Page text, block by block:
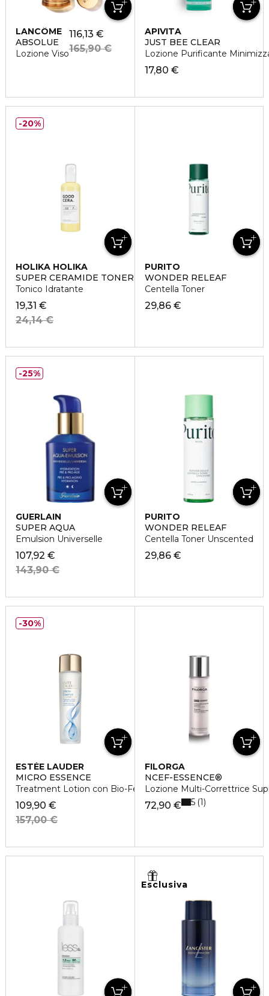
LANCÔME
ABSOLUE
Lozione Viso
116,13 €
165,90 €
APIVITA
JUST BEE CLEAR
Lozione Purificante
17,80 €
HOLIKA HOLIKA
SUPER CERAMIDE TONER
Tonico Idratante
19,31 €
24,14 €
20%
PURITO
WONDER RELEAF
Centella Toner
29,86 €
GUERLAIN
SUPER AQUA
Emulsion Universelle
107,92 €
143,90 €
25%
PURITO
WONDER RELEAF
Centella Toner Unscented
29,86 €
ESTÉE LAUDER
MICRO ESSENCE
Treatment Lotion con Bio-Fermento
109,90 €
157,00 €
30%
FILORGA
NCEF-ESSENCE®
Lozione Multi-Correttrice
72,90 € 5 1
Esclusiva